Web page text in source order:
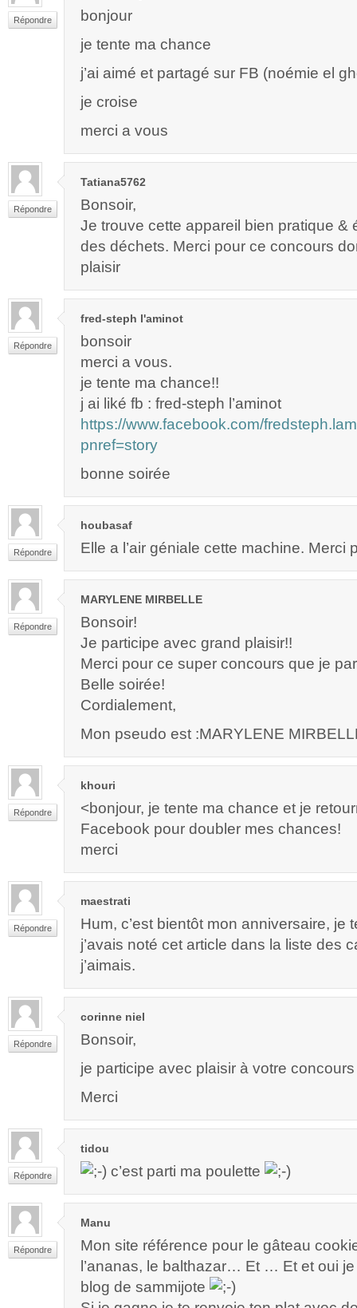
Répondre
bonjour
je tente ma chance
j’ai aimé et partagé sur FB (noémie el
je croise
merci a vous
Répondre
Tatiana5762
Bonsoir,
Je trouve cette appareil bien pratique &
des déchets. Merci pour ce concours
plaisir
Répondre
fred-steph l'aminot
bonsoir
merci a vous.
je tente ma chance!!
j ai liké fb : fred-steph l’aminot
https://www.facebook.com/
pnref=story
bonne soirée
Répondre
houbasaf
Elle a l’air géniale cette machine. Merci
Répondre
MARYLENE MIRBELLE
Bonsoir!
Je participe avec grand plaisir!!
Merci pour ce super concours que je
Belle soirée!
Cordialement,
Mon pseudo est :MARYLENE
Répondre
khouri
<bonjour, je tente ma chance et je
Facebook pour doubler mes chances!
merci
Répondre
maestrati
Hum, c’est bientôt mon anniversaire, je
j’avais noté cet article dans la liste des
j’aimais.
Répondre
corinne niel
Bonsoir,
je participe avec plaisir à votre concours
Merci
Répondre
tidou
c’est parti ma poulette
Répondre
Manu
Mon site référence pour le gâteau
l’ananas, le balthazar… Et … Et et oui
blog de sammijote